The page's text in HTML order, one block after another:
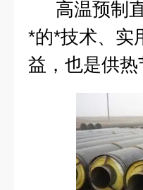
高温预制
*的*技术、实
益，也是供热